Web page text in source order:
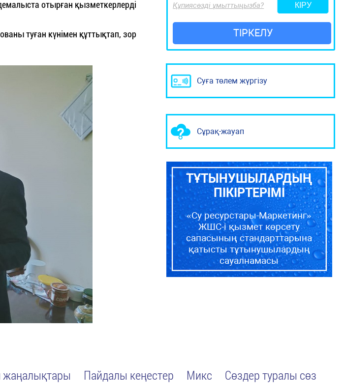
отырған қызметкерлерді
туған күнімен құттықтап, зор
Құпиясөзді ұмыттыңызба?
ТІРКЕЛУ
Суға төлем жүргізу
Сұрақ-жауап
ТҰТЫНУШЫЛАРДЫҢ
ПІКІРТЕРІМІ
«Су ресурстары-Маркетинг»
ЖШС-і қызмет көрсету
сапасының стандарттарына
қатысты тұтынушылардың
сауалнамасы
Пайдалы кеңестер Микс
Сөздер туралы сөз